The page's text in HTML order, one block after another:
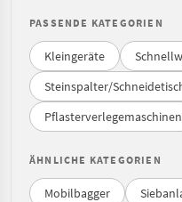
PASSENDE KATEGORIEN
Kleingeräte
Steinspalter/
Pflasterverlegemaschinen
ÄHNLICHE KATEGORIEN
Mobilbagger